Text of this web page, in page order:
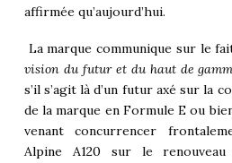
affirmée qu’aujourd’hui.
La marque communique sur le
vision du futur et du haut de
s’il s’agit là d’un futur axé sur la
de la marque en Formule E ou
venant concurrencer
Alpine A120 sur le renouveau